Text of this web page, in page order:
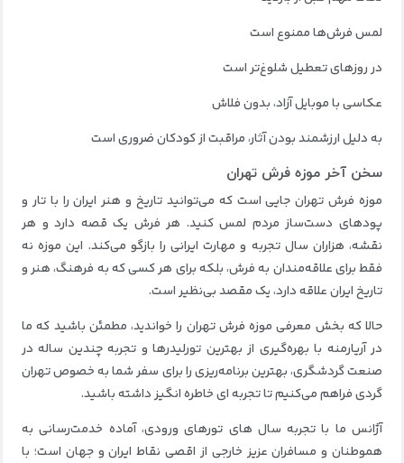
لمس فرش‌ها ممنوع است
در روزهای تعطیل شلوغ‌تر است
عکاسی با موبایل آزاد، بدون فلاش
به دلیل ارزشمند بودن آثار، مراقبت از کودکان ضروری است
سخن آخر موزه فرش تهران
موزه فرش تهران جایی است که می‌توانید تاریخ و هنر ایران را با تار و
پودهای دست‌ساز مردم لمس کنید. هر فرش یک قصه دارد و هر
نقشه، هزاران سال تجربه و مهارت ایرانی را بازگو می‌کند. این موزه نه
فقط برای علاقه‌مندان به فرش، بلکه برای هر کسی که به فرهنگ، هنر و
تاریخ ایران علاقه دارد، یک مقصد بی‌نظیر است.
حالا که بخش معرفی موزه فرش تهران را خواندید، مطمئن باشید که ما
در آریارمنه با بهره‌گیری از بهترین تورلیدرها و تجربه چندین ساله در
صنعت گردشگری، بهترین برنامه‌ریزی را برای سفر شما به‌ خصوص تهران‌
گردی فراهم می‌کنیم تا تجربه‌ ای خاطره‌ انگیز داشته باشید.
آژانس ما با تجربه سال‌ های تورهای ورودی، آماده خدمت‌رسانی به
هموطنان و مسافران عزیز خارجی از اقصی نقاط ایران و جهان است؛ با